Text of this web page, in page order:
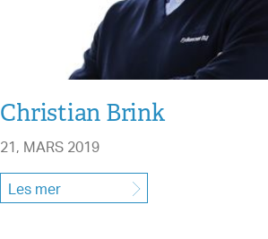
Christian Brink
21, MARS 2019
Les mer